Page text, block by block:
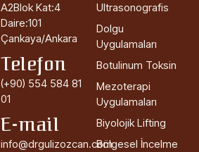
A2Blok Kat:4
Daire:101
Çankaya/Ankara
Telefon
(+90) 554 584 81
01
E-mail
info@drgulizozcan.com
Ultrasonografis
Dolgu
Uygulamaları
Botulinum Toksin
Mezoterapi
Uygulamaları
Biyolojik Lifting
Bölgesel İncelme